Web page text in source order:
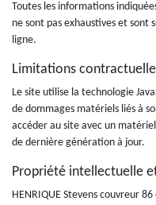
Toutes les informations
ne sont pas exhaustives et sont
ligne.
Limitations
Le site utilise la technologie
de dommages matériels liés à
accéder au site avec un
de dernière génération à jour.
Propriété intellectuelle
HENRIQUE Stevens couvreur